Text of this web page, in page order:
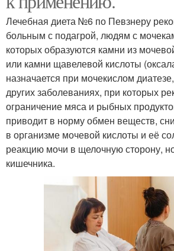
Лечебная диета №6 по Певзнеру
больным с подагрой, людям с
которых образуются камни из
или камни щавелевой кислоты
назначается при мочекислом
других заболеваниях, при которых
ограничение мяса и рыбных
приводит в норму обмен веществ,
в организме мочевой кислоты и её
реакцию мочи в щелочную сторону,
кишечника.